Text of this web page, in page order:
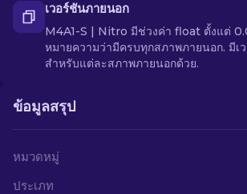
เวอร์ชันภายนอก
M4A1-S | Nitro มีช่วงค่า float ตั้งแต่
หมายความว่ามีครบทุกสภาพภายนอก. มี
สำหรับแต่ละสภาพภายนอกด้วย.
ข้อมูลสรุป
หมวดหมู่
ประเภท